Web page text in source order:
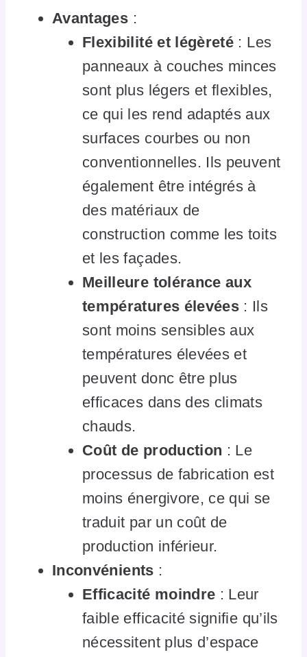
Avantages :
Flexibilité et légèreté : Les
panneaux à couches minces
sont plus légers et flexibles,
ce qui les rend adaptés aux
surfaces courbes ou non
conventionnelles. Ils peuvent
également être intégrés à
des matériaux de
construction comme les toits
et les façades.
Meilleure tolérance aux
températures élevées : Ils
sont moins sensibles aux
températures élevées et
peuvent donc être plus
efficaces dans des climats
chauds.
Coût de production : Le
processus de fabrication est
moins énergivore, ce qui se
traduit par un coût de
production inférieur.
Inconvénients :
Efficacité moindre : Leur
faible efficacité signifie qu’ils
nécessitent plus d’espace